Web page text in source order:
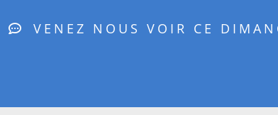
VENEZ NOUS VOIR CE